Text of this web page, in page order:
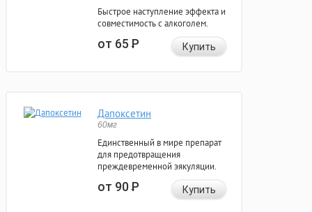
Быстрое наступление эффекта и
совместимость с алкоголем.
от 65Р Купить
Дапоксетин
60мг
Единственный в мире препарат
для предотвращения
преждевременной эякуляции.
от 90Р Купить